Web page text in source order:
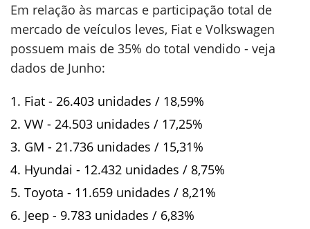
Em relação às marcas e participação total de
mercado de veículos leves, Fiat e Volkswagen
possuem mais de 35% do total vendido - veja
dados de Junho:
Fiat - 26.403 unidades / 18,59%
VW - 24.503 unidades / 17,25%
GM - 21.736 unidades / 15,31%
Hyundai - 12.432 unidades / 8,75%
Toyota - 11.659 unidades / 8,21%
Jeep - 9.783 unidades / 6,83%